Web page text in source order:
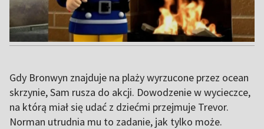
Gdy Bronwyn znajduje na plaży wyrzucone przez ocean
skrzynie, Sam rusza do akcji. Dowodzenie w wycieczce,
na którą miał się udać z dziećmi przejmuje Trevor.
Norman utrudnia mu to zadanie, jak tylko może.